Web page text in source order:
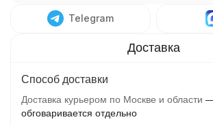
Telegram
Способ доставки
Доставка курьером по Москве и области
обговаривается отдельно